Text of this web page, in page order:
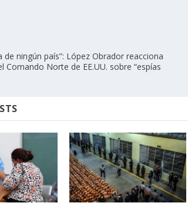
ningún país”: López Obrador reacciona
Comando Norte de EE.UU. sobre “espías